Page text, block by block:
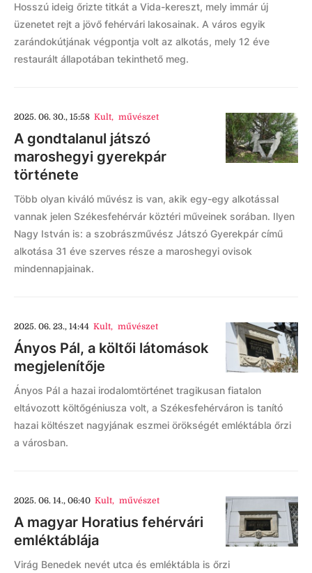
Hosszú ideig őrizte titkát a Vida-kereszt, mely immár új
üzenetet rejt a jövő fehérvári lakosainak. A város egyik
zarándokútjának végpontja volt az alkotás, mely 12 éve
restaurált állapotában tekinthető meg.
2025. 06. 30., 15:58 Kult, művészet
A gondtalanul játszó
maroshegyi gyerekpár
története
Több olyan kiváló művész is van, akik egy-egy alkotással
vannak jelen Székesfehérvár köztéri műveinek sorában. Ilyen
Nagy István is: a szobrászművész Játszó Gyerekpár című
alkotása 31 éve szerves része a maroshegyi ovisok
mindennapjainak.
2025. 06. 23., 14:44 Kult, művészet
Ányos Pál, a költői látomások
megjelenítője
Ányos Pál a hazai irodalomtörténet tragikusan fiatalon
eltávozott költőgéniusza volt, a Székesfehérváron is tanító
hazai költészet nagyjának eszmei örökségét emléktábla őrzi
a városban.
2025. 06. 14., 06:40 Kult, művészet
A magyar Horatius fehérvári
emléktáblája
Virág Benedek nevét utca és emléktábla is őrzi